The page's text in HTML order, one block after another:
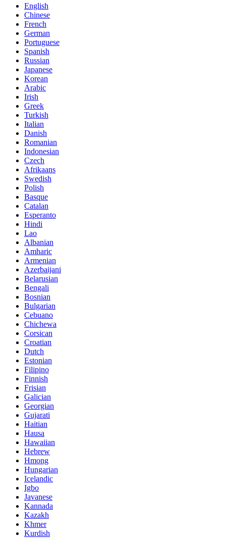
English
Chinese
French
German
Portuguese
Spanish
Russian
Japanese
Korean
Arabic
Irish
Greek
Turkish
Italian
Danish
Romanian
Indonesian
Czech
Afrikaans
Swedish
Polish
Basque
Catalan
Esperanto
Hindi
Lao
Albanian
Amharic
Armenian
Azerbaijani
Belarusian
Bengali
Bosnian
Bulgarian
Cebuano
Chichewa
Corsican
Croatian
Dutch
Estonian
Filipino
Finnish
Frisian
Galician
Georgian
Gujarati
Haitian
Hausa
Hawaiian
Hebrew
Hmong
Hungarian
Icelandic
Igbo
Javanese
Kannada
Kazakh
Khmer
Kurdish